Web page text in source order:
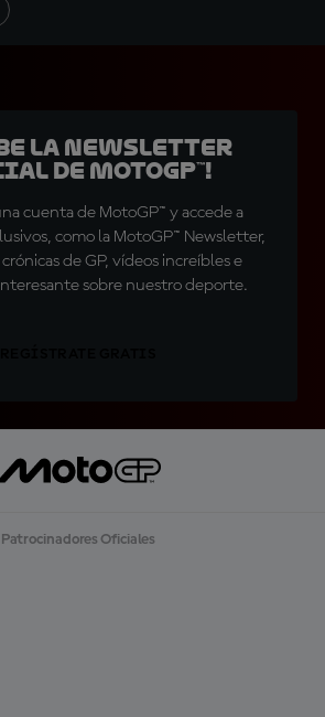
la Newsletter
de MotoGP™!
cuenta de MotoGP™ y accede a
como la MotoGP™ Newsletter,
de GP, vídeos increíbles e
sobre nuestro deporte.
Patrocinadores Oficiales